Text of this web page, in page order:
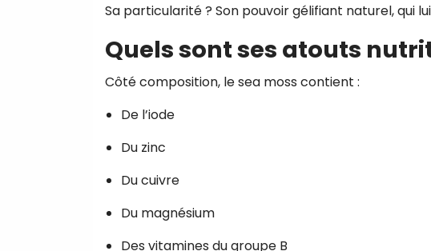
Sa particularité ? Son pouvoir gélifiant naturel, qui
Quels sont ses atouts
Côté composition, le sea moss contient :
De l’iode
Du zinc
Du cuivre
Du magnésium
Des vitamines du groupe B